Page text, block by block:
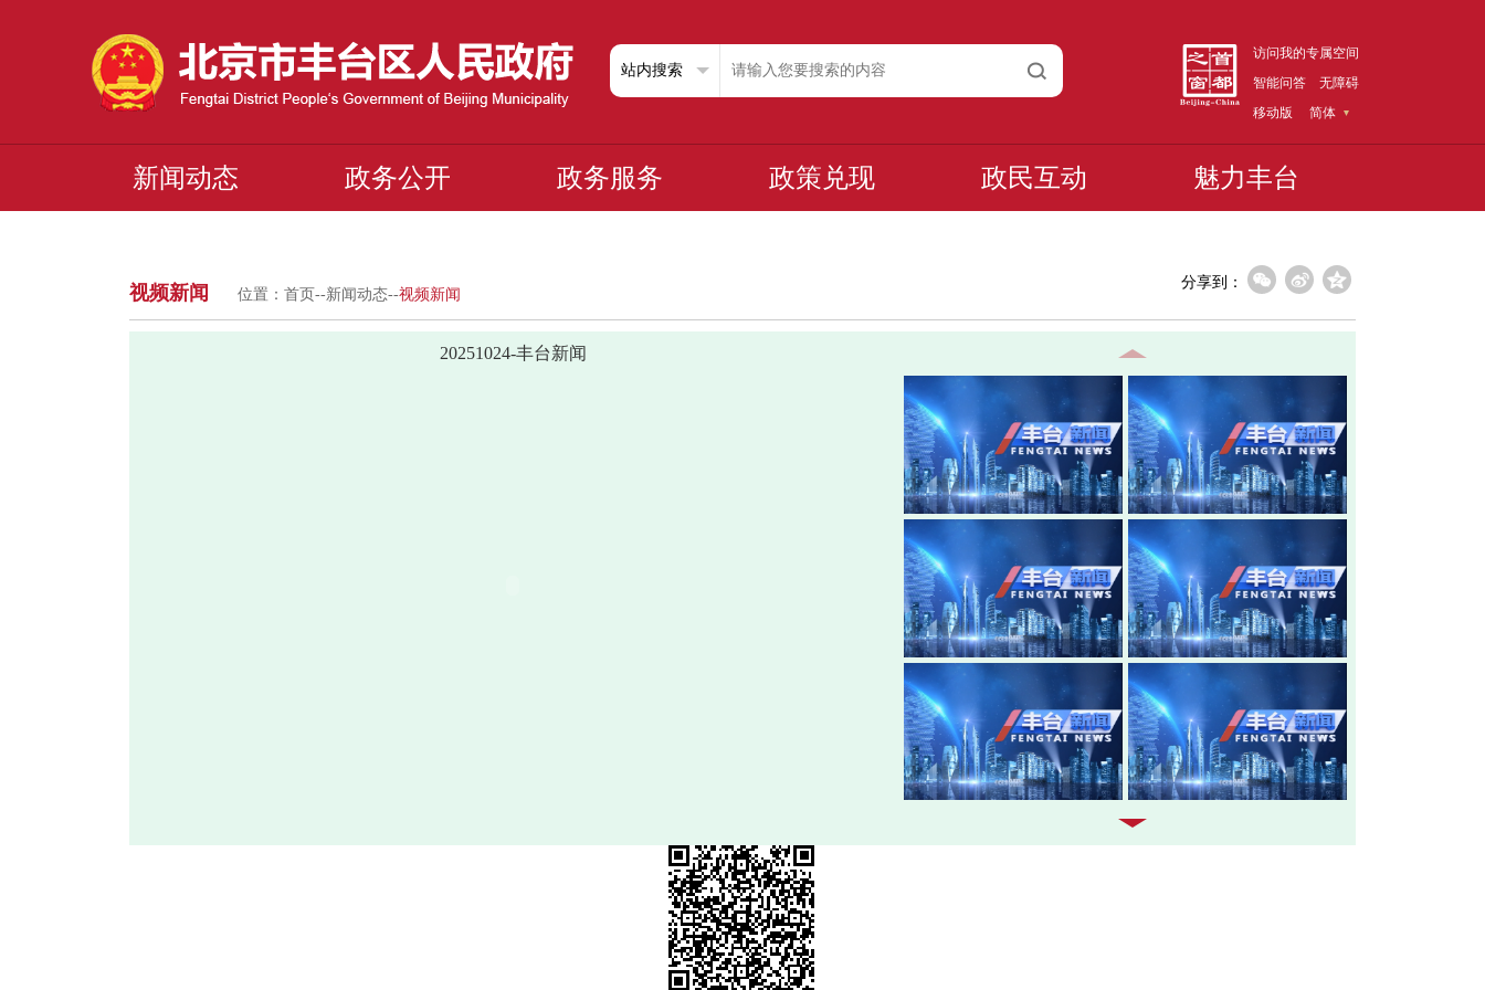
访问我的专属空间
智能问答
无障碍
移动版
简体
新闻动态 政务公开 政务服务 政策兑现 政民互动 魅力丰台
视频新闻 位置： 首页 --新闻动态--视频新闻
分享到：
20251024-丰台新闻
20260805-丰台新闻
20260803-丰台新闻
20260730-丰台新闻